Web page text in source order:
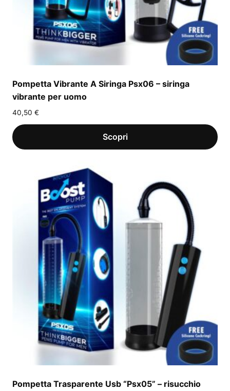
Pompetta Vibrante A Siringa Psx06 – siringa
vibrante per uomo
40,50 €
Pompetta Trasparente Usb “Psx05” – risucchio